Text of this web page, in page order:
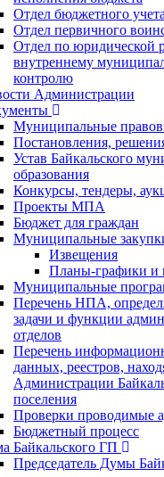
Отдел бюджетного
Отдел первичного
Отдел по юридической
внутреннему
контролю
Администрации
Муниципальные
Постановления,
Устав Байкальского
образования
Конкурсы, тендеры,
Проекты МПА
Бюджет для граждан
Муниципальные
Извещения
Планы-графики и
Муниципальные
Перечень НПА,
задачи и функции
отделов
Перечень
данных, реестров,
Администрации
поселения
Проверки проводимые
Бюджетный процесс
Байкальского ГП
Председатель Думы